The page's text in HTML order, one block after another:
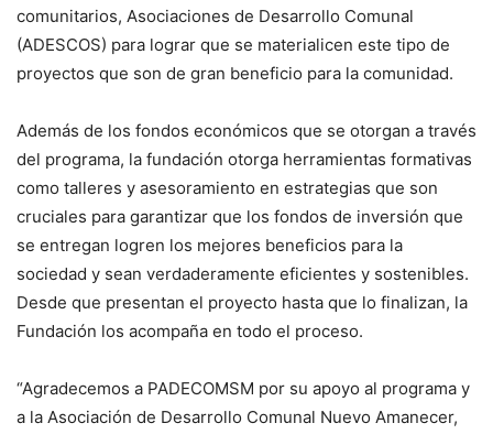
comunitarios, Asociaciones de Desarrollo Comunal
(ADESCOS) para lograr que se materialicen este tipo de
proyectos que son de gran beneficio para la comunidad.
Además de los fondos económicos que se otorgan a través
del programa, la fundación otorga herramientas formativas
como talleres y asesoramiento en estrategias que son
cruciales para garantizar que los fondos de inversión que
se entregan logren los mejores beneficios para la
sociedad y sean verdaderamente eficientes y sostenibles.
Desde que presentan el proyecto hasta que lo finalizan, la
Fundación los acompaña en todo el proceso.
“Agradecemos a PADECOMSM por su apoyo al programa y
a la Asociación de Desarrollo Comunal Nuevo Amanecer,